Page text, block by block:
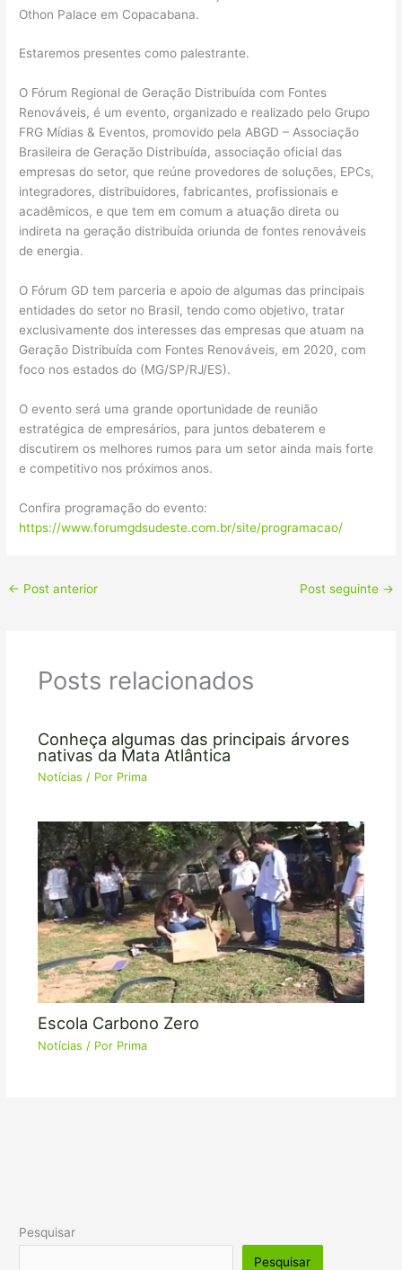
Othon Palace em Copacabana.
Estaremos presentes como palestrante.
O Fórum Regional de Geração Distribuída com Fontes
Renováveis, é um evento, organizado e realizado pelo Grupo
FRG Mídias & Eventos, promovido pela ABGD – Associação
Brasileira de Geração Distribuída, associação oficial das
empresas do setor, que reúne provedores de soluções, EPCs,
integradores, distribuidores, fabricantes, profissionais e
acadêmicos, e que tem em comum a atuação direta ou
indireta na geração distribuída oriunda de fontes renováveis
de energia.
O Fórum GD tem parceria e apoio de algumas das principais
entidades do setor no Brasil, tendo como objetivo, tratar
exclusivamente dos interesses das empresas que atuam na
Geração Distribuída com Fontes Renováveis, em 2020, com
foco nos estados do (MG/SP/RJ/ES).
O evento será uma grande oportunidade de reunião
estratégica de empresários, para juntos debaterem e
discutirem os melhores rumos para um setor ainda mais forte
e competitivo nos próximos anos.
Confira programação do evento:
https://www.forumgdsudeste.com.br/site/programacao/
← Post anterior Post seguinte →
Posts relacionados
Conheça algumas das principais árvores
nativas da Mata Atlântica
Notícias / Por Prima
Escola Carbono Zero
Notícias / Por Prima
Pesquisar
Pesquisar